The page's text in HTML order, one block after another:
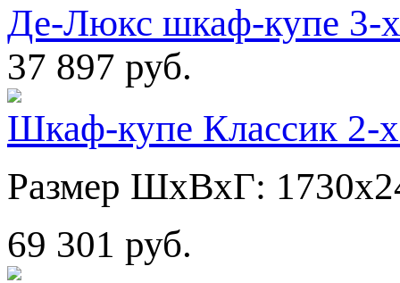
Де-Люкс шкаф-купе 3-
37 897 руб.
Шкаф-купе Классик 2-
Размер ШхВхГ:
69 301 руб.